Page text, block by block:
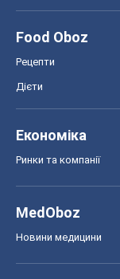
Food Oboz
Рецепти
Дієти
Економіка
Ринки та компанії
MedOboz
Новини медицини